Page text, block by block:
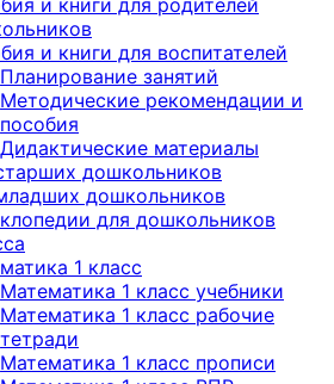
и книги для родителей
и книги для воспитателей
Планирование занятий
Методические рекомендации и
пособия
Дидактические материалы
дошкольников
дошкольников
для дошкольников
1 класс
Математика 1 класс учебники
Математика 1 класс рабочие
тетради
Математика 1 класс прописи